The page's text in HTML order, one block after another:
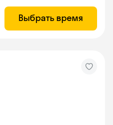
Выбрать время